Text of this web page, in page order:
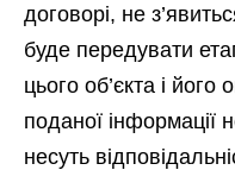
договорі, не
буде передувати
цього об’єкта і його
поданої інформації
несуть